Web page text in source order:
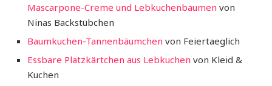
Mascarpone-Creme und Lebkuchenbäumen von
Ninas Backstübchen
Baumkuchen-Tannenbäumchen von Feiertaeglich
Essbare Platzkärtchen aus Lebkuchen von Kleid &
Kuchen